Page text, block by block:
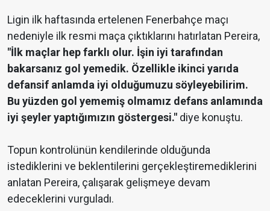
Ligin ilk haftasında ertelenen Fenerbahçe maçı
nedeniyle ilk resmi maça çıktıklarını hatırlatan Pereira,
"İlk maçlar hep farklı olur. İşin iyi tarafından
bakarsanız gol yemedik. Özellikle ikinci yarıda
defansif anlamda iyi olduğumuzu söyleyebilirim.
Bu yüzden gol yememiş olmamız defans anlamında
iyi şeyler yaptığımızın göstergesi." diye konuştu.
Topun kontrolünün kendilerinde olduğunda
istediklerini ve beklentilerini gerçekleştiremediklerini
anlatan Pereira, çalışarak gelişmeye devam
edeceklerini vurguladı.